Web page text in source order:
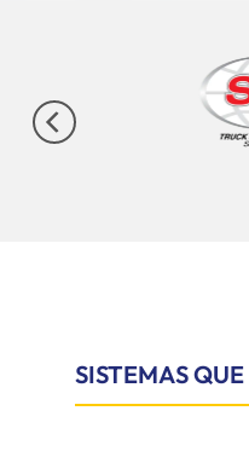
SISTEMAS